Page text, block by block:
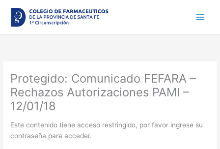
contenido
Protegido: Comunicado FEFARA –
Rechazos Autorizaciones PAMI –
12/01/18
Este contenido tiene acceso restringido, por favor ingrese su
contraseña para acceder.